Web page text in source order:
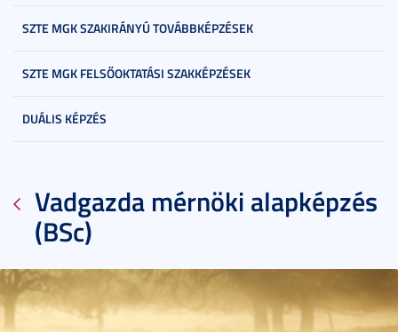
SZTE MGK SZAKIRÁNYÚ TOVÁBBKÉPZÉSEK
SZTE MGK FELSŐOKTATÁSI SZAKKÉPZÉSEK
DUÁLIS KÉPZÉS
Vadgazda mérnöki alapképzés
(BSc)